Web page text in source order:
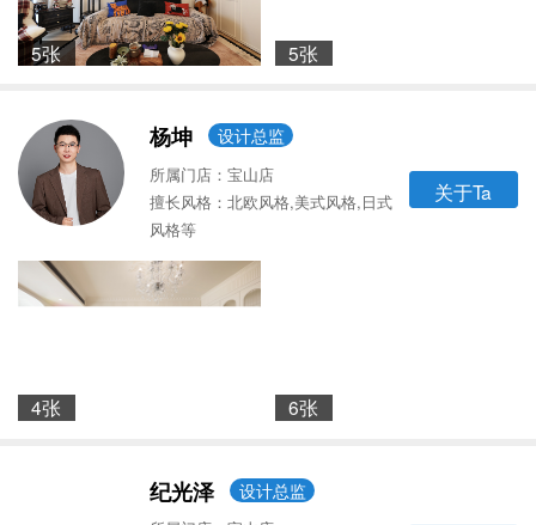
5张 5张
杨坤 设计总监
所属门店：宝山店
擅长风格：北欧风格,美式风格,日式
风格等
关于Ta
4张 6张
纪光泽 设计总监